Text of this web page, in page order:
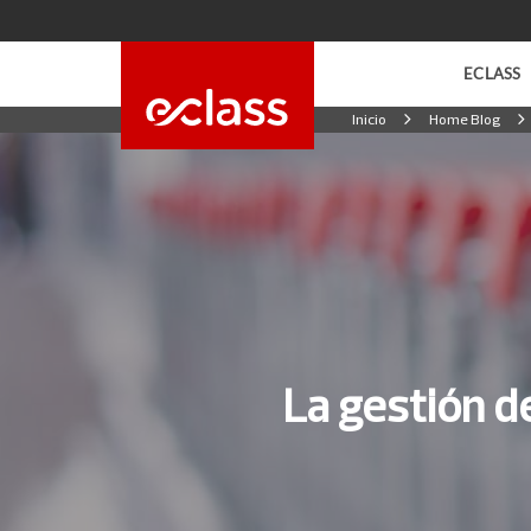
ECLASS
Universidad
Cursos de Inglés
Inicio Home Blog
La gestión